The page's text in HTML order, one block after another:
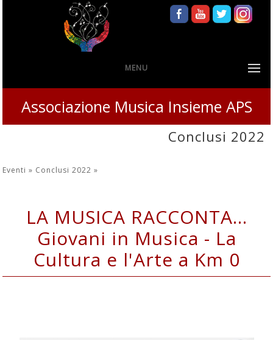
MENU
Associazione Musica Insieme APS
Conclusi 2022
Eventi » Conclusi 2022»
LA MUSICA RACCONTA...
Giovani in Musica - La
Cultura e l'Arte a Km 0